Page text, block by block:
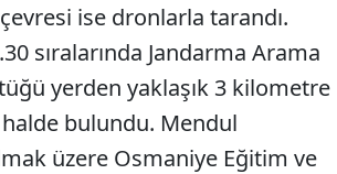
ise dronlarla tarandı.
sıralarında Jandarma Arama
yerden yaklaşık 3 kilometre
halde bulundu. Mendul
üzere Osmaniye Eğitim ve